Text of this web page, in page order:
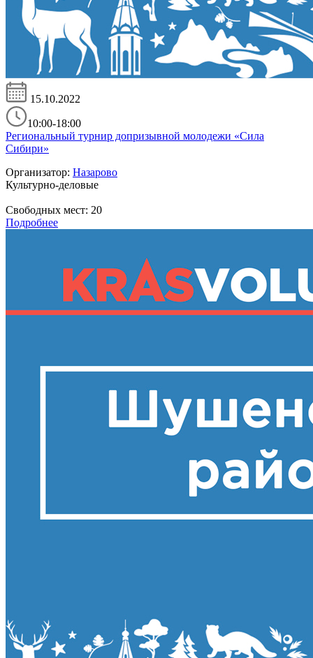
15.10.2022
10:00-18:00
Региональный турнир допризывной молодежи «Сила
Сибири»
Организатор: Назарово
Культурно-деловые
Свободных мест: 20
Подробнее